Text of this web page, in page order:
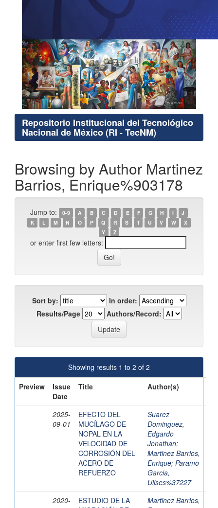
Repositorio Institucional del Tecnológico
Nacional de México (RI - TecNM)
Browsing by Author Martinez
Barrios, Enrique%903178
Jump to: 0-9 A B C D E F G H I
J
K
L M N O P Q R S T U V W
X
Y
Z
or enter first few letters:
Sort by:
In order:
Results/Page
Authors/Record:
Showing results 1 to 2 of 2
Preview
Issue
Date
Title Author(s)
2025-
09-01
EFECTO DEL
MUCÍLAGO DE
NOPAL EN LA
VELOCIDAD DE
CORROSIÓN DEL
ACERO DE
REFUERZO
Suarez
Dominguez,
Edgardo
Jonathan;
Martinez Barrios,
Enrique; Paramo
Garcia,
Ulises%37227
2020-
ESTUDIO DE LA
Martinez Barrios,